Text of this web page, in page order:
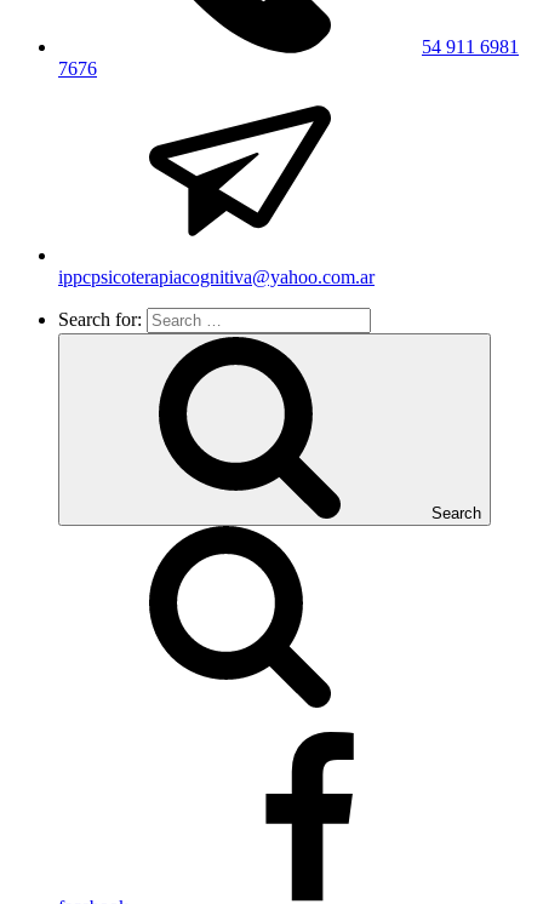
54 911 6981
7676
ippcpsicoterapiacognitiva@yahoo.com.ar
Search for:
Search